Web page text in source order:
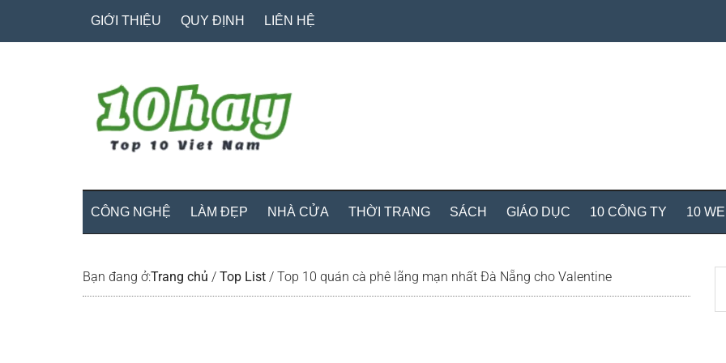
GIỚI THIỆU QUY ĐỊNH LIÊN HỆ
CÔNG NGHỆ LÀM ĐẸP NHÀ CỬA THỜI TRANG SÁCH GIÁO DỤC 10 CÔNG TY 10
Bạn đang ở:Trang chủ / Top List / Top 10 quán cà phê lãng mạn nhất Đà Nẵng cho Valentine